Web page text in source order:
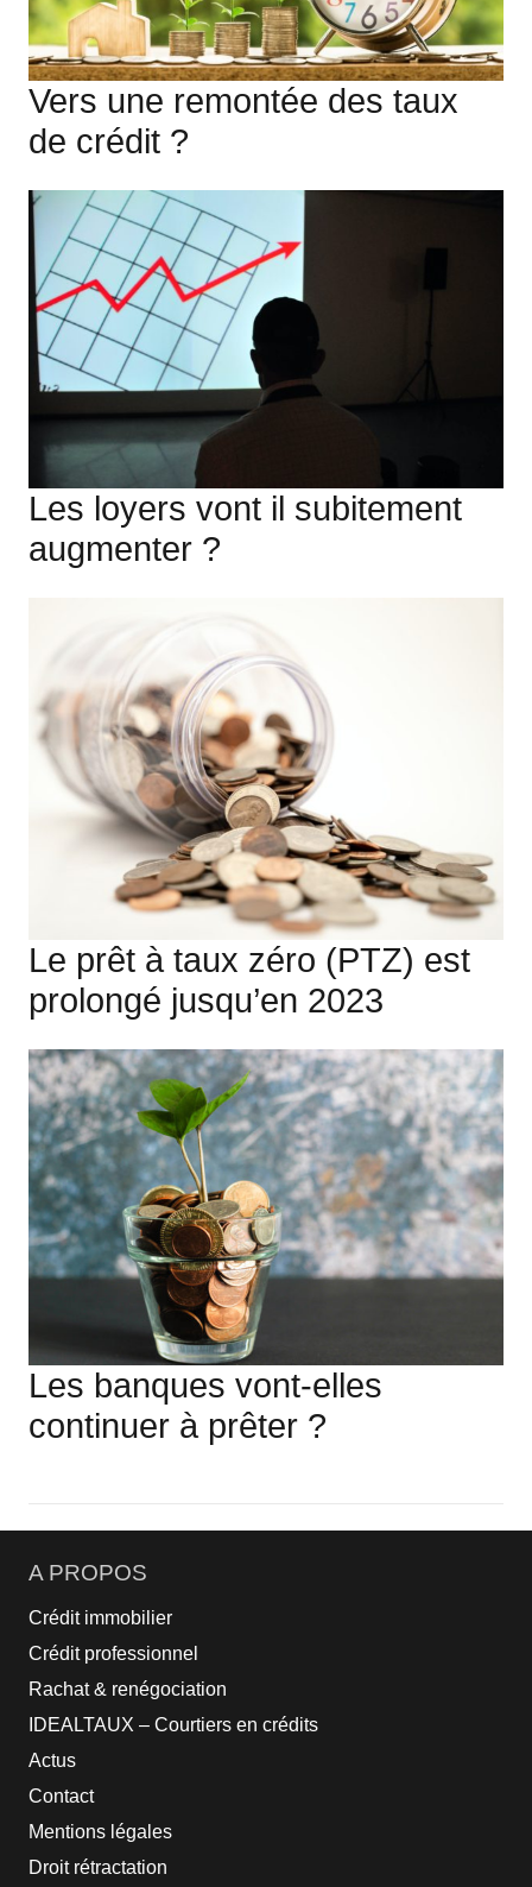
Vers une remontée des taux
de crédit ?
Les loyers vont il subitement
augmenter ?
Le prêt à taux zéro (PTZ) est
prolongé jusqu’en 2023
Les banques vont-elles
continuer à prêter ?
A PROPOS
Crédit immobilier
Crédit professionnel
Rachat & renégociation
IDEALTAUX – Courtiers en crédits
Actus
Contact
Mentions légales
Droit rétractation